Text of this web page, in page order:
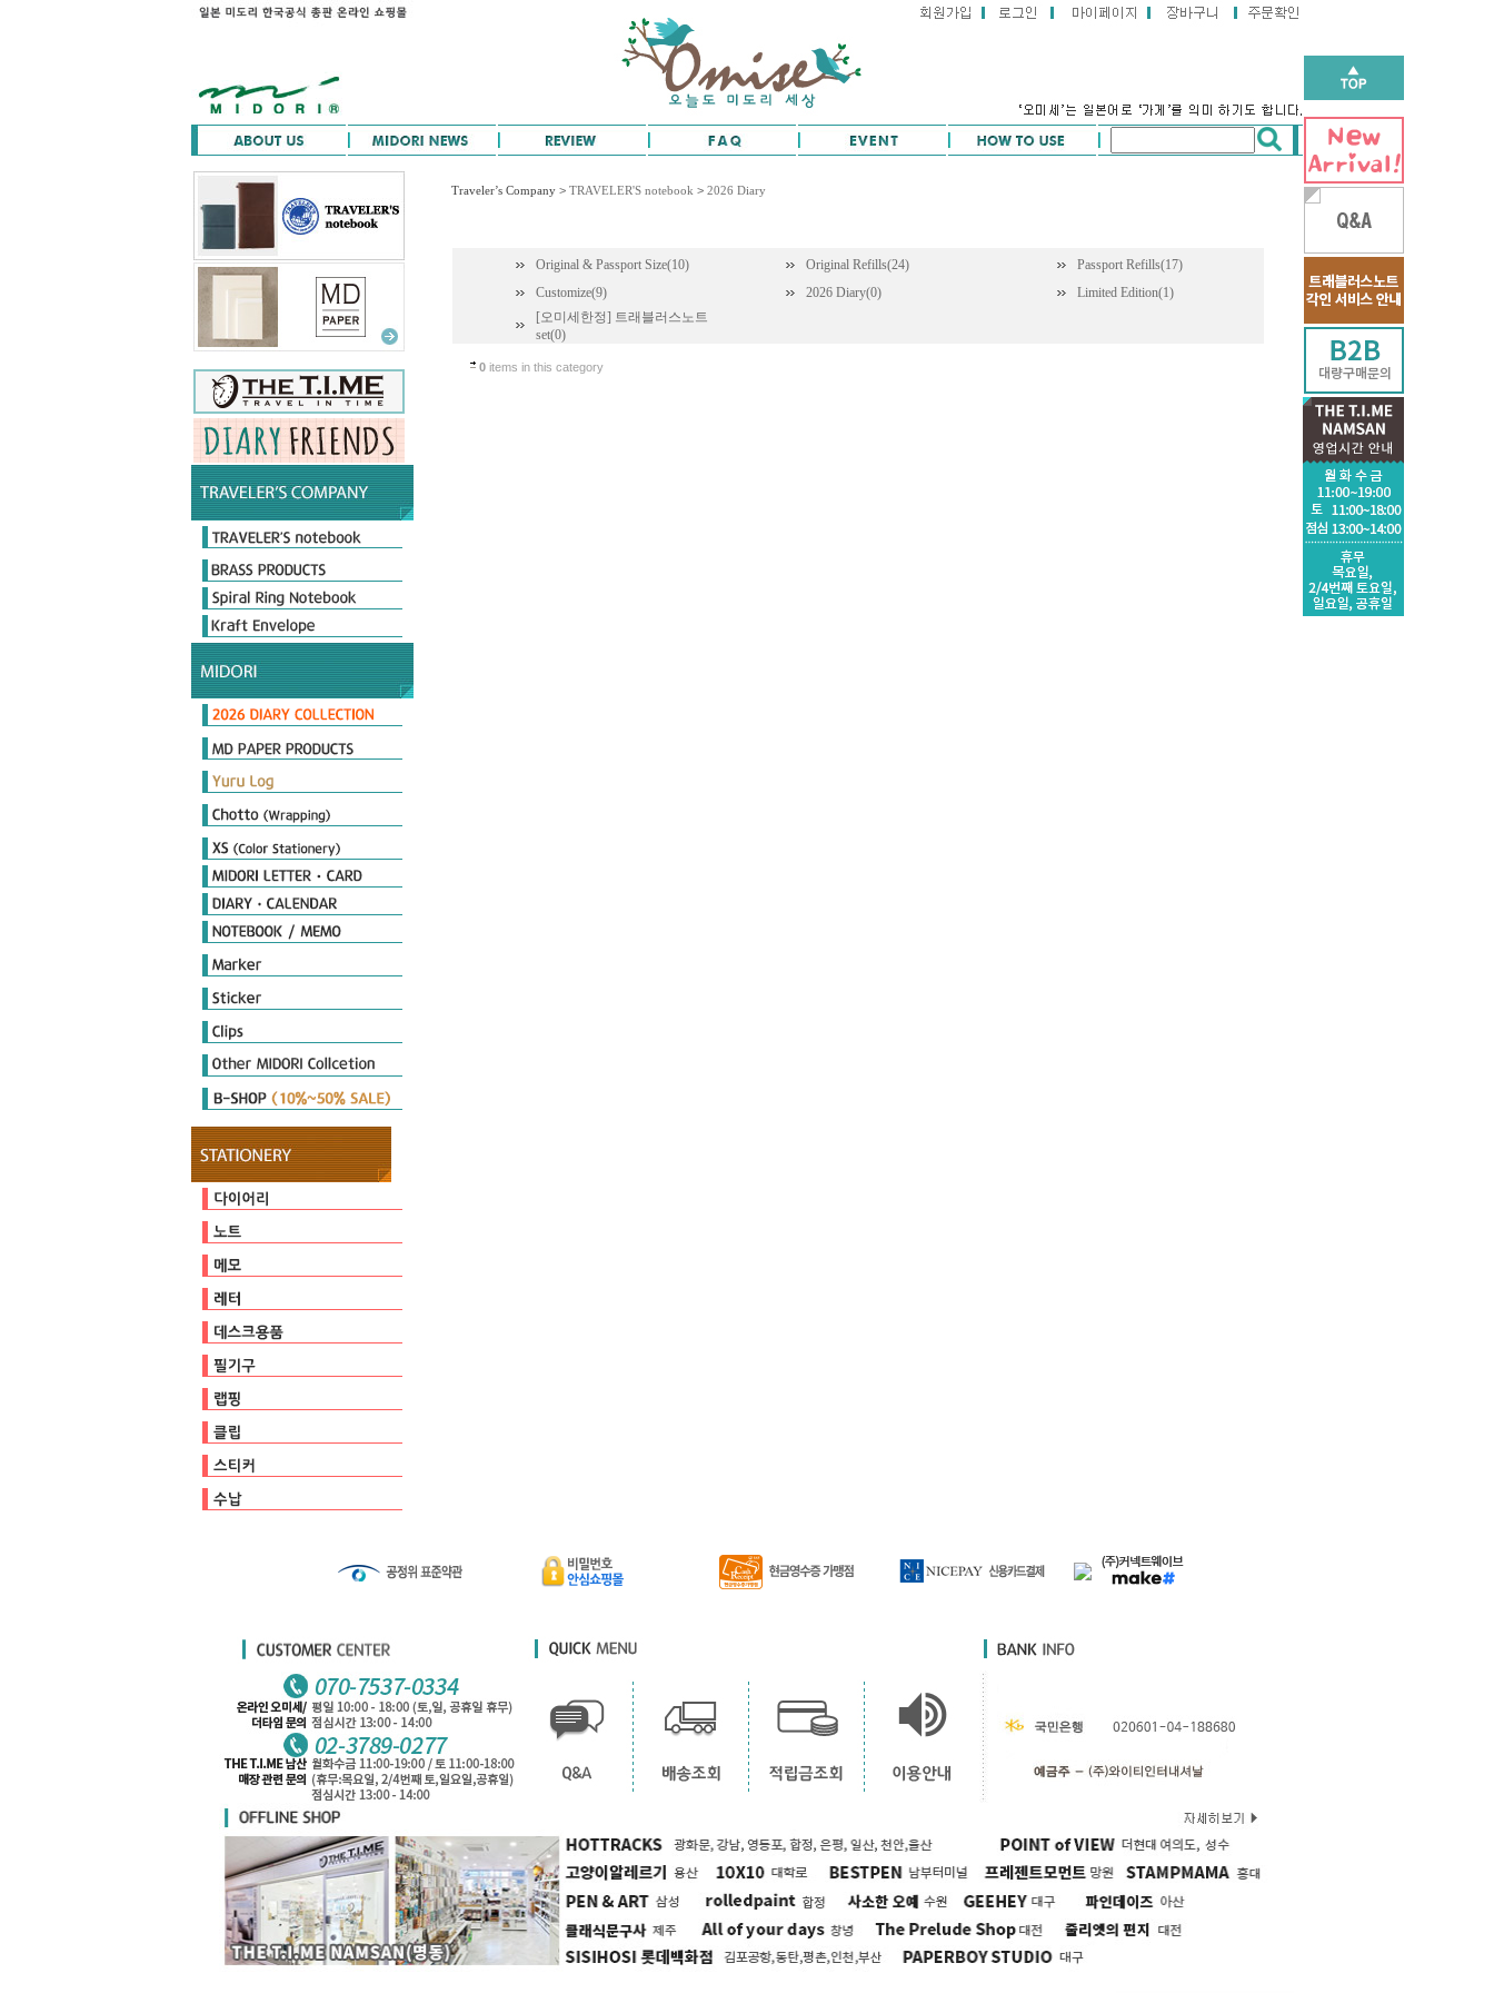
Original & Passport Size
Original Refills
Passport Refills
Customize
2026 Diary
Limited Edition
MD노트 다이어리
포켓다이어리
더블 스케줄 다이어리
플랫 다이어리
Day length Diary
Plus Stand Diary
hibino
Book type Diary
PRD 프로페셔널 다이어리
MIDORI Calendar
TRAVELER'S notebook Diary
MD Notebook
MD Notebook Light
MD Paper Pad
MD Notebook cotton
MD Memo
MD Diary
MD Cover & Bag
MD 필기구
MD Letter
MD Limited
Notebook
Seal
Stamp
Cover
Origami
Petit Gift
PCM Seal
Deco item
THE MEISTER'S Note
Diamond Memo
Color Note & Others
Sticky Notes
Film Marker
Index Marker
Diary Seal
Sticker Marche
Other Seal
E-clips
P-clips
other clips
DIARY MATE
Cutter
Ruler & Template
Magnet
Stamp
Embosser
Zipperbag
Pouch & Pen case
PULP STORAGE
Clear Foder
Mini Cleaner
오지상25thAnniversary
다이어리
캘린더
일기
유선
방안
무지
커버/가방
기타
점착메모지
스프링메모
기타
편지지/편지봉투
카드
가위/커터/스태이플러/펀치
자
마그넷
클리너
스탬프
테이프
펜/펜슬/리필
펜홀더/포켓
페이퍼
비닐포장
엠보서
포장장식
E-clips
P-clips
other clips
다이어리씰
스티커마르쉐
기타
Traveler’s Company> TRAVELER'S notebook > 2026 Diary
Original & Passport Size(10) Original Refills(24)
Passport Refills(17)
Customize(9)
2026 Diary(0)
Limited Edition(1)
[오미세한정] 트래블러스노트
set(0)
0 items in this category